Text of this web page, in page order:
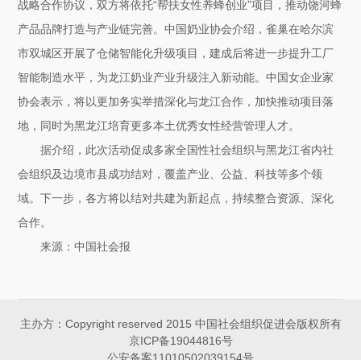
战略合作协议，双方将依托“帮扶女性养蜂创业”项目，推动饶河蜂
产品品牌打造与产业链完善。中国奶业协会介绍，雀巢在哈尔滨
市双城区开展了仓储智能化升级项目，建成后将进一步提升工厂
智能制造水平，为龙江奶业产业升级注入新动能。中国女企业家
协会表示，将以更加务实举措深化与龙江合作，加快推动项目落
地，同时为黑龙江培育更多本土优秀女性经营管理人才。
据介绍，此次活动促成多家全国性社会组织与黑龙江省内社
会组织及边境市县成功结对，覆盖产业、公益、科技等多个领
域。下一步，各方将以结对共建为新起点，持续整合资源、深化
合作。
来源：中国社会报
主办方：Copyright reserved 2015 中国社会组织促进会版权所有
京ICP备19044816号